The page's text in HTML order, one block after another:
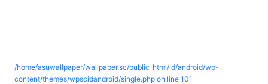
/home/asuwallpaper/wallpaper.sc/public_html/id/android/wp-
content/themes/wpscidandroid/single.php on line 101